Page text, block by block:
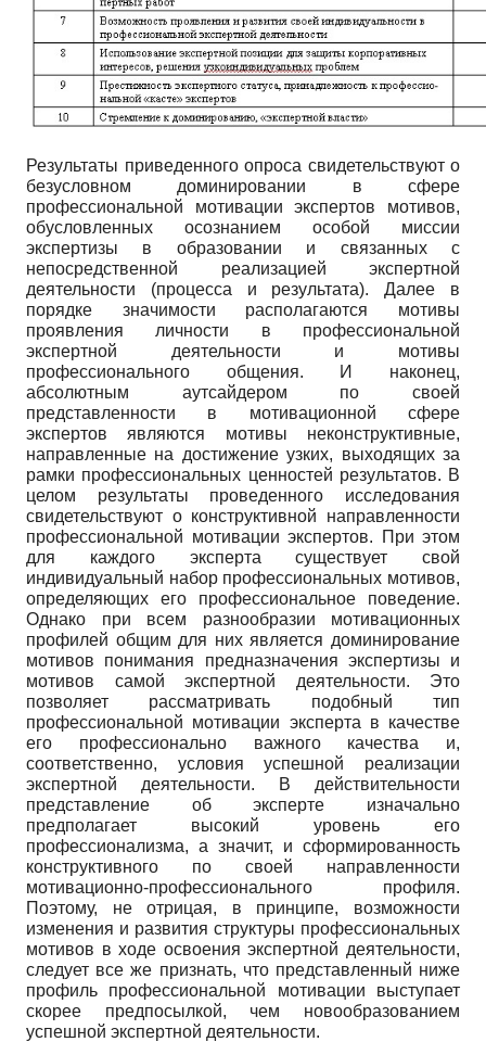
Результаты приведенного опроса свидетельствуют о
безусловном доминировании в сфере
профессиональной мотивации экспертов мотивов,
обусловленных осознанием особой миссии
экспертизы в образовании и связанных с
непосредственной реализацией экспертной
деятельности (процесса и результата). Далее в
порядке значимости располагаются мотивы
проявления личности в профессиональной
экспертной деятельности и мотивы
профессионального общения. И наконец,
абсолютным аутсайдером по своей
представленности в мотивационной сфере
экспертов являются мотивы неконструктивные,
направленные на достижение узких, выходящих за
рамки профессиональных ценностей результатов. В
целом результаты проведенного исследования
свидетельствуют о конструктивной направленности
профессиональной мотивации экспертов. При этом
для каждого эксперта существует свой
индивидуальный набор профессиональных мотивов,
определяющих его профессиональное поведение.
Однако при всем разнообразии мотивационных
профилей общим для них является доминирование
мотивов понимания предназначения экспертизы и
мотивов самой экспертной деятельности. Это
позволяет рассматривать подобный тип
профессиональной мотивации эксперта в качестве
его профессионально важного качества и,
соответственно, условия успешной реализации
экспертной деятельности. В действительности
представление об эксперте изначально
предполагает высокий уровень его
профессионализма, а значит, и сформированность
конструктивного по своей направленности
мотивационно-профессионального профиля.
Поэтому, не отрицая, в принципе, возможности
изменения и развития структуры профессиональных
мотивов в ходе освоения экспертной деятельности,
следует все же признать, что представленный ниже
профиль профессиональной мотивации выступает
скорее предпосылкой, чем новообразованием
успешной экспертной деятельности.